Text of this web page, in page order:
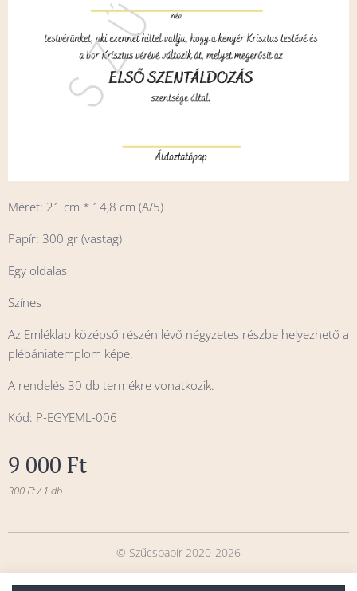
Méret: 21 cm * 14,8 cm (A/5)
Papír: 300 gr (vastag)
Egy oldalas
Színes
Az Emléklap középső részén lévő négyzetes részbe helyezhető a
plébániatemplom képe.
A rendelés 30 db termékre vonatkozik.
Kód: P-EGYEML-006
9 000 Ft
300 Ft / 1 db
© Szűcspapír 2020-2026